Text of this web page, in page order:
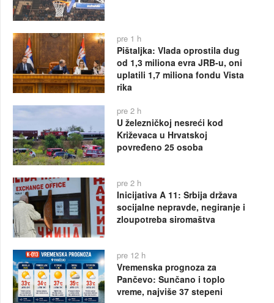
pre 1 h
Pištaljka: Vlada oprostila dug
od 1,3 miliona evra JRB-u, oni
uplatili 1,7 miliona fondu Vista
rika
pre 2 h
U železničkoj nesreći kod
Križevaca u Hrvatskoj
povređeno 25 osoba
pre 2 h
Inicijativa A 11: Srbija država
socijalne nepravde, negiranje i
zloupotreba siromaštva
pre 12 h
Vremenska prognoza za
Pančevo: Sunčano i toplo
vreme, najviše 37 stepeni